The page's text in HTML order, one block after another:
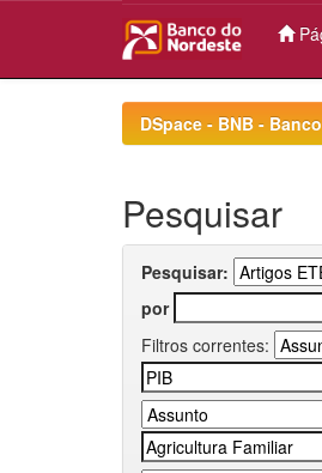
DSpace - BNB -
Pesquisar
Pesquisar:
por
Filtros correntes: